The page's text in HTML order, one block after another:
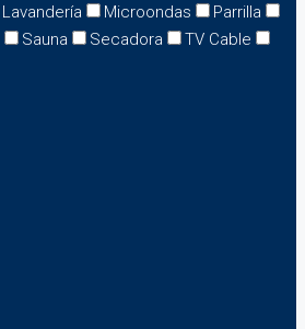
Lavandería Microondas
Parrilla
Sauna Secadora
TV Cable